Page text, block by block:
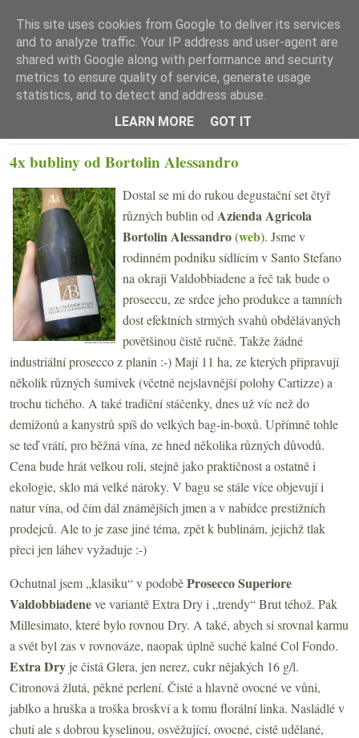
☰ Menu
4x bubliny od Bortolin Alessandro
Dostal se mi do rukou degustační set čtyř
různých bublin od Azienda Agricola
Bortolin Alessandro(web). Jsme v
rodinném podniku sídlícím v Santo Stefano
na okraji Valdobbiadene a řeč tak bude o
proseccu, ze srdce jeho produkce a tamních
dost efektních strmých svahů obdělávaných
povětšinou čistě ručně. Takže žádné
industriální prosecco z planin :-) Mají 11 ha, ze kterých připravují
několik různých šumivek (včetně nejslavnější polohy Cartizze) a
trochu tichého. A také tradiční stáčenky, dnes už víc než do
demižonů a kanystrů spíš do velkých bag-in-boxů. Upřímně tohle
se teď vrátí, pro běžná vína, ze hned několika různých důvodů.
Cena bude hrát velkou roli, stejně jako praktičnost a ostatně i
ekologie, sklo má velké nároky. V bagu se stále více objevují i
natur vína, od čím dál známějších jmen a v nabídce prestižních
prodejců. Ale to je zase jiné téma, zpět k bublinám, jejichž tlak
přeci jen láhev vyžaduje :-)
Ochutnal jsem „klasiku“ v podoběProsecco Superiore
Valdobbiadeneve variantě Extra Dry i „trendy“ Brut téhož. Pak
Millesimato, které bylo rovnou Dry. A také, abych si srovnal karmu
a svět byl zas v rovnováze, naopak úplně suché kalné Col Fondo.
Extra Dry je čistá Glera, jen nerez, cukr nějakých 16 g/l.
Citronová žlutá, pěkné perlení. Čisté a hlavně ovocné ve vůni,
jablko a hruška a troška broskví a k tomu florální linka. Nasládlé v
chuti ale s dobrou kyselinou, osvěžující, ovocné, cistě udělané,
This site uses cookies from Google to deliver its services
and to analyze traffic. Your IP address and user-agent are
shared with Google along with performance and security
metrics to ensure quality of service, generate usage
statistics, and to detect and address abuse.
LEARN MORE
GOT IT